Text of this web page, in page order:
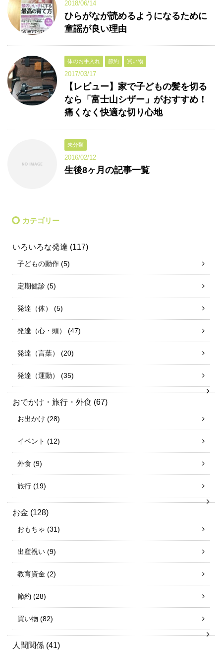
2018/06/14
ひらがなが読めるようになるために
童謡が良い理由
体のお手入れ 節約 買い物
2017/03/17
【レビュー】家で子どもの髪を切る
なら「富士山シザー」がおすすめ！
痛くなく快適な切り心地
未分類
2016/02/12
生後8ヶ月の記事一覧
カテゴリー
いろいろな発達 (117)
子どもの動作 (5)
定期健診 (5)
発達（体） (5)
発達（心・頭） (47)
発達（言葉） (20)
発達（運動） (35)
おでかけ・旅行・外食 (67)
お出かけ (28)
イベント (12)
外食 (9)
旅行 (19)
お金 (128)
おもちゃ (31)
出産祝い (9)
教育資金 (2)
節約 (28)
買い物 (82)
人間関係 (41)